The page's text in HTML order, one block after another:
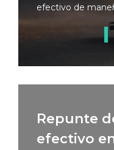
efectivo de
Repunte
efectivo